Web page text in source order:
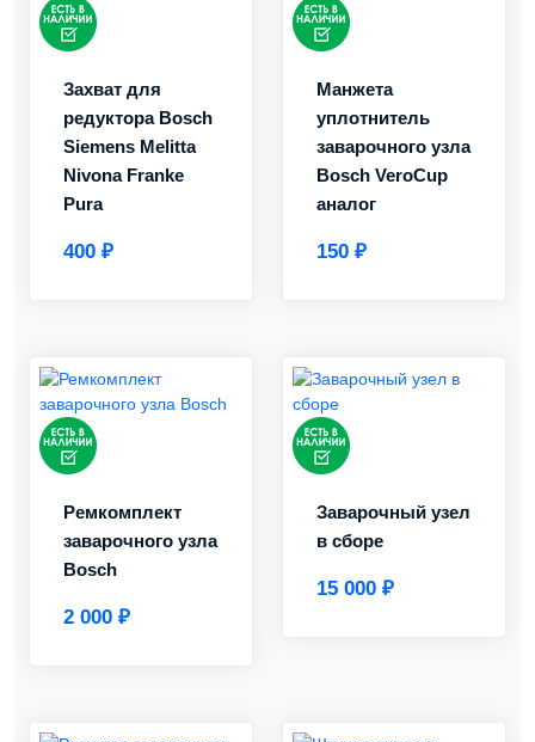
Захват для
редуктора Bosch
Siemens Melitta
Nivona Franke
Pura
400 ₽
Манжета
уплотнитель
заварочного узла
Bosch VeroCup
аналог
150 ₽
Ремкомплект
заварочного узла
Bosch
2 000 ₽
Заварочный узел
в сборе
15 000 ₽